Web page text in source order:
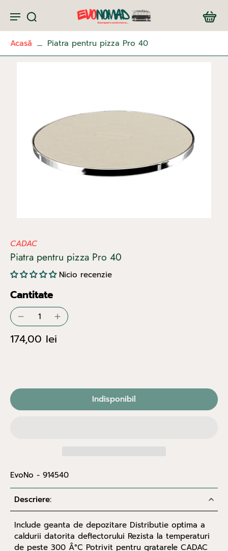
Acasă Piatra pentru pizza Pro 40
CADAC
Piatra pentru pizza Pro 40
Nicio recenzie
Cantitate
174,00 lei
Indisponibil
EvoNo - 914540
Descriere:
Include geanta de depozitare Distributie optima a
caldurii datorita deflectorului Rezista la temperaturi
de peste 300 Â°C Potrivit pentru gratarele CADAC